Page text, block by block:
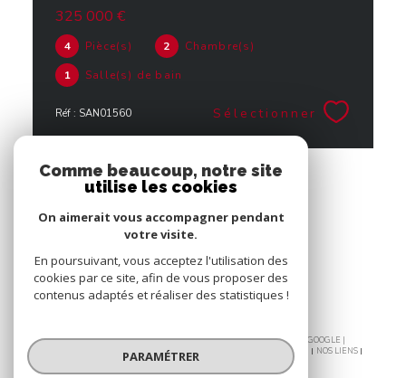
325 000 €
4 Pièce(s) 2
Chambre(s)
1
Salle(s) de bain
Réf : SAN01560 Sélectionner
© 2026 | TOUS DROITS RÉSERVÉS | TRADUCTION POWERED BY GOOGLE |
NOS HONORAIRES MENTIONS LÉGALES ADMIN
NOS LIENS
POLITIQUE RGPD
Comme beaucoup, notre site
utilise les cookies
On aimerait vous accompagner pendant
votre visite.
En poursuivant, vous acceptez l'utilisation des
cookies par ce site, afin de vous proposer des
contenus adaptés et réaliser des statistiques !
PARAMÉTRER